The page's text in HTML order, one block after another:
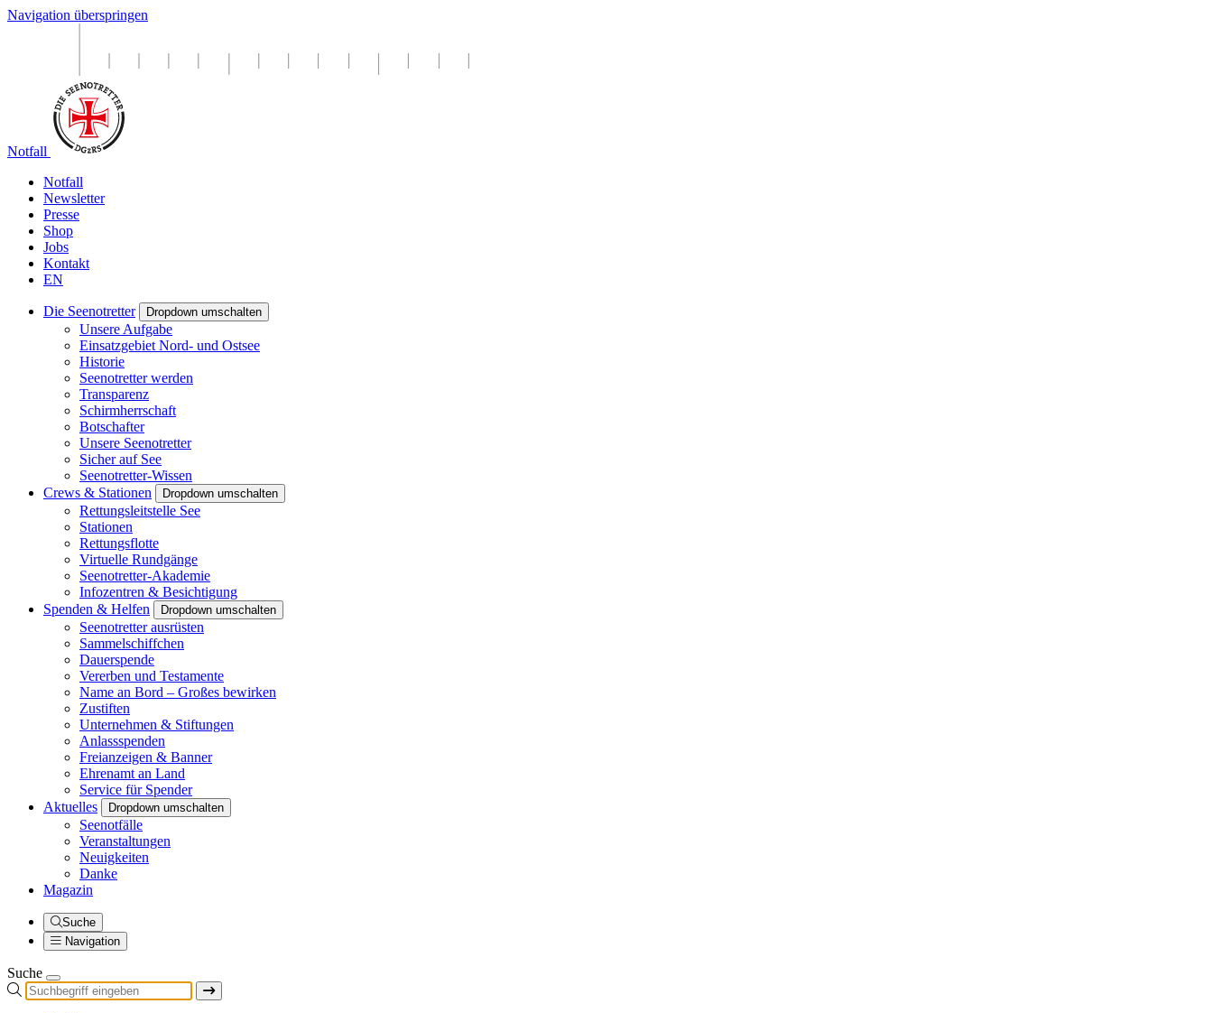
Navigation überspringen
Notfall
Notfall
Newsletter
Presse
Shop
Jobs
Kontakt
EN
Die Seenotretter Dropdown umschalten
Unsere Aufgabe
Einsatzgebiet Nord- und Ostsee
Historie
Seenotretter werden
Transparenz
Schirmherrschaft
Botschafter
Unsere Seenotretter
Sicher auf See
Seenotretter-Wissen
Crews & Stationen
Dropdown umschalten
Rettungsleitstelle See
Stationen
Rettungsflotte
Virtuelle Rundgänge
Seenotretter-Akademie
Infozentren & Besichtigung
Spenden & Helfen
Dropdown umschalten
Seenotretter ausrüsten
Sammelschiffchen
Dauerspende
Vererben und Testamente
Name an Bord – Großes bewirken
Zustiften
Unternehmen & Stiftungen
Anlassspenden
Freianzeigen & Banner
Ehrenamt an Land
Service für Spender
Aktuelles
Dropdown umschalten
Seenotfälle
Veranstaltungen
Neuigkeiten
Danke
Magazin
Suche
Navigation
Suche